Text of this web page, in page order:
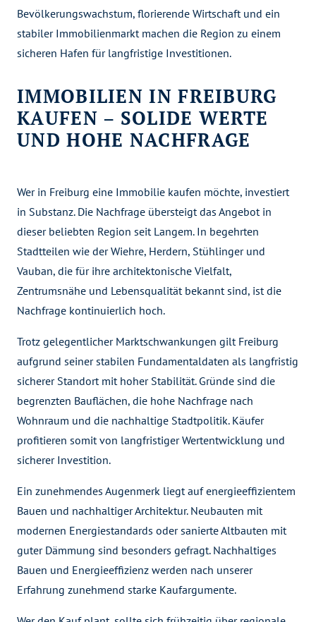
Bevölkerungswachstum, florierende Wirtschaft und ein
stabiler Immobilienmarkt machen die Region zu einem
sicheren Hafen für langfristige Investitionen.
IMMOBILIEN IN FREIBURG
KAUFEN – SOLIDE WERTE
UND HOHE NACHFRAGE
Wer in Freiburg eine Immobilie kaufen möchte, investiert
in Substanz. Die Nachfrage übersteigt das Angebot in
dieser beliebten Region seit Langem. In begehrten
Stadtteilen wie der Wiehre, Herdern, Stühlinger und
Vauban, die für ihre architektonische Vielfalt,
Zentrumsnähe und Lebensqualität bekannt sind, ist die
Nachfrage kontinuierlich hoch.
Trotz gelegentlicher Marktschwankungen gilt Freiburg
aufgrund seiner stabilen Fundamentaldaten als langfristig
sicherer Standort mit hoher Stabilität. Gründe sind die
begrenzten Bauflächen, die hohe Nachfrage nach
Wohnraum und die nachhaltige Stadtpolitik. Käufer
profitieren somit von langfristiger Wertentwicklung und
sicherer Investition.
Ein zunehmendes Augenmerk liegt auf energieeffizientem
Bauen und nachhaltiger Architektur. Neubauten mit
modernen Energiestandards oder sanierte Altbauten mit
guter Dämmung sind besonders gefragt. Nachhaltiges
Bauen und Energieeffizienz werden nach unserer
Erfahrung zunehmend starke Kaufargumente.